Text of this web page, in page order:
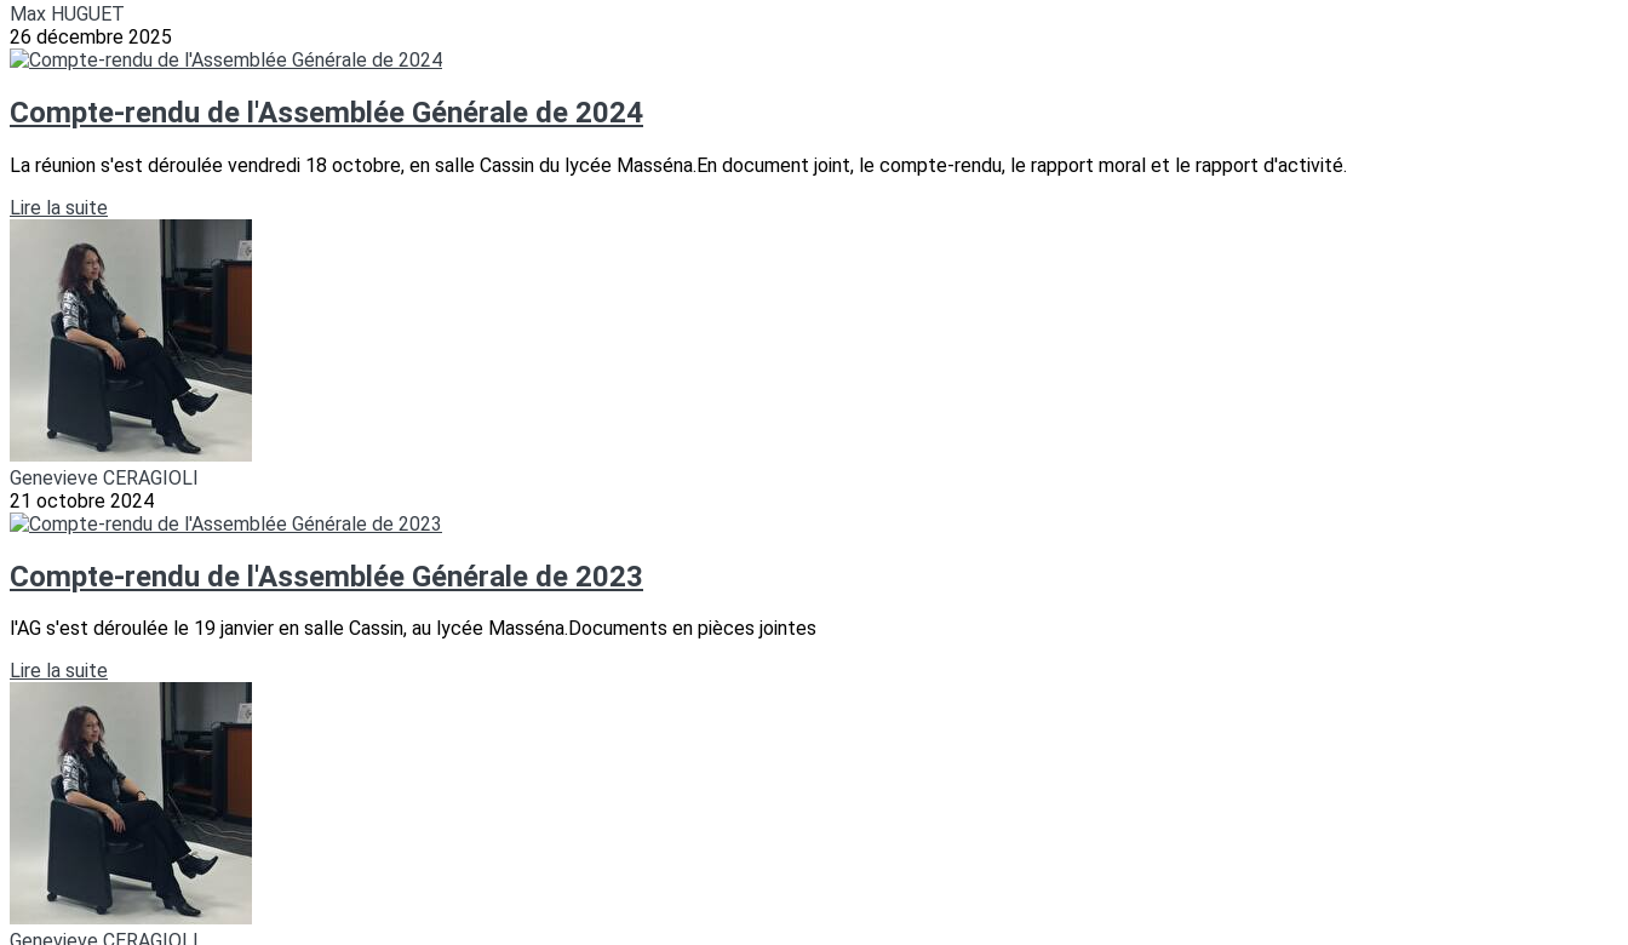
Max HUGUET
26 décembre 2025
Compte-rendu de l'Assemblée Générale de 2024
La réunion s'est déroulée vendredi 18 octobre, en salle Cassin du lycée Masséna.En document joint, le compte-rendu, le rapport moral et le rapport d'activité.
Lire la suite
Genevieve CERAGIOLI
21 octobre 2024
Compte-rendu de l'Assemblée Générale de 2023
l'AG s'est déroulée le 19 janvier en salle Cassin, au lycée Masséna.Documents en pièces jointes
Lire la suite